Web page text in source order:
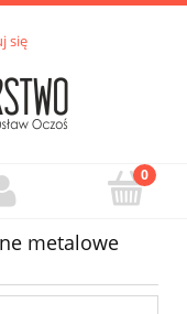
się
metalowe